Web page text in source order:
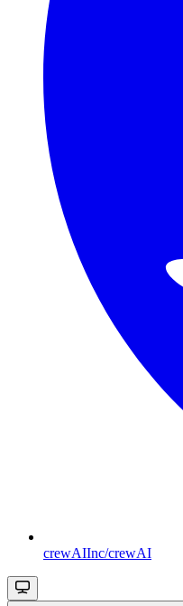
crewAIInc/crewAI